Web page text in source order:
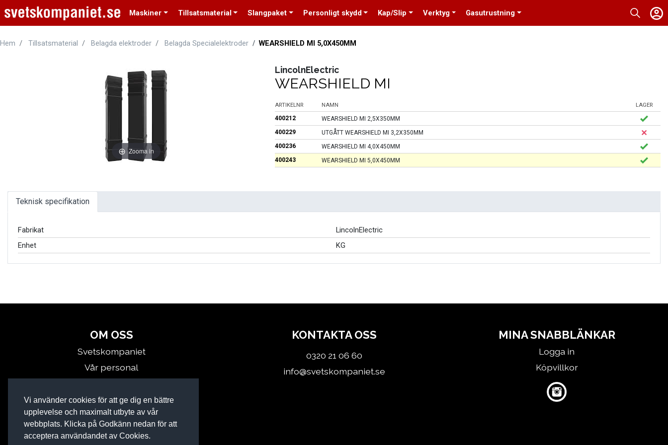
Vi använder cookies för att ge dig en bättre
upplevelse och maximalt utbyte av vår
webbplats. Klicka på Godkänn nedan för att
acceptera användandet av Cookies.
Maskiner Tillsatsmaterial Slangpaket Personligt skydd Kap/Slip Verktyg Gasutrustning
Hem Tillsatsmaterial Belagda elektroder Belagda Specialelektroder WEARSHIELD MI 5,0X450MM
Zooma in
LincolnElectric
WEARSHIELD MI
ARTIKELNR NAMN LAGER
400212
WEARSHIELD MI 2,5X350MM
400229
UTGÅTT WEARSHIELD MI 3,2X350MM
400236
WEARSHIELD MI 4,0X450MM
400243
WEARSHIELD MI 5,0X450MM
Teknisk specifikation
Fabrikat
LincolnElectric
Enhet
KG
OM OSS
Svetskompaniet
Vår personal
Miljö
KONTAKTA OSS
0320 21 06 60
info@svetskompaniet.se
MINA SNABBLÄNKAR
Logga in
Köpvillkor